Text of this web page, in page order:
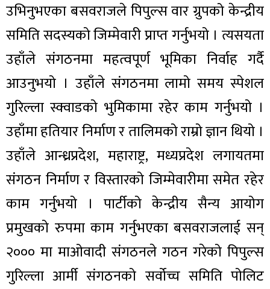
उभिनुभएका बसवराजले पिपुल्स वार ग्रुपको केन्द्रीय
समिति सदस्यको जिम्मेवारी प्राप्त गर्नुभयो । त्यसयता
उहाँले संगठनमा महत्वपूर्ण भूमिका निर्वाह गर्दै
आउनुभयो । उहाँले संगठनमा लामो समय स्पेशल
गुरिल्ला स्क्वाडको भुमिकामा रहेर काम गर्नुभयो ।
उहाँमा हतियार निर्माण र तालिमको राम्रो ज्ञान थियो ।
उहाँले आन्ध्रप्रदेश, महाराष्ट्र, मध्यप्रदेश लगायतमा
संगठन निर्माण र विस्तारको जिम्मेवारीमा समेत रहेर
काम गर्नुभयो । पार्टीको केन्द्रीय सैन्य आयोग
प्रमुखको रुपमा काम गर्नुभएका बसवराजलाई सन्
२००० मा माओवादी संगठनले गठन गरेको पिपुल्स
गुरिल्ला आर्मी संगठनको सर्वोच्च समिति पोलिट